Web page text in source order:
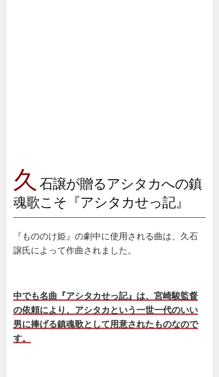
久 石譲が贈るアシタカへの鎮
魂歌こそ『アシタカせっ記』
『もののけ姫』の劇中に使用される曲は、久石
譲氏によって作曲されました。
中でも名曲『アシタカせっ記』は、宮崎駿監督
の依頼により、アシタカという一世一代のいい
男に捧げる鎮魂歌として用意されたものなので
す。